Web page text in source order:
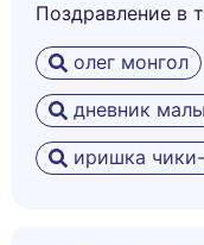
Поздравление в
олег монгол
дневник
иришка